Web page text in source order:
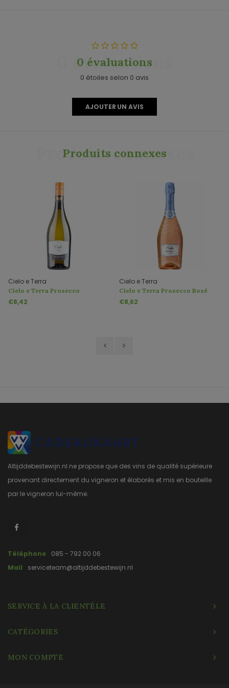
0 évaluations
0 évaluations
0 étoiles selon 0 avis
AJOUTER UN AVIS
Produits connexes
Produits connexes
Cielo e Terra
Cielo e Terra Prosecco
Frizzante DOC
€8,42
Cielo e Terra
Cielo e Terra Prosecco Rosé
Spumante DOC Brut
€8,62
Altijddebestewijn.nl ne propose que des vins de qualité supérieure
provenant directement du vigneron et élaborés et mis en bouteille
par le vigneron lui-même.
Téléphone
085 - 792 00 06
Mail
serviceteam@altijddebestewijn.nl
SERVICE À LA CLIENTÈLE
CATÉGORIES
MON COMPTE